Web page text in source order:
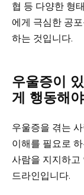
협 등 다양한 형
에게 극심한 공
하는 것입니다.
우울증이
게 행동해
우울증을 겪는
이해를 필요로
사람을 지지하고
드라인입니다.